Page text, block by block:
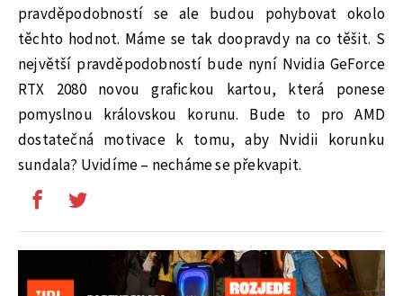
pravděpodobností se ale budou pohybovat okolo
těchto hodnot. Máme se tak doopravdy na co těšit. S
největší pravděpodobností bude nyní Nvidia GeForce
RTX 2080 novou grafickou kartou, která ponese
pomyslnou královskou korunu. Bude to pro AMD
dostatečná motivace k tomu, aby Nvidii korunku
sundala? Uvidíme – necháme se překvapit.